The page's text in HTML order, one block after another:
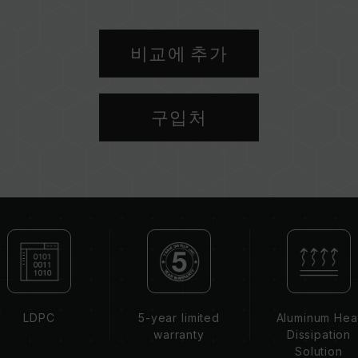
허(인증번호 : I703921)
중국 신규특허 (인증번호 : CN 211019739 U)
비교에 추가
구입처
LDPC
5-year limited
warranty
Aluminum
Dissipation
Solution